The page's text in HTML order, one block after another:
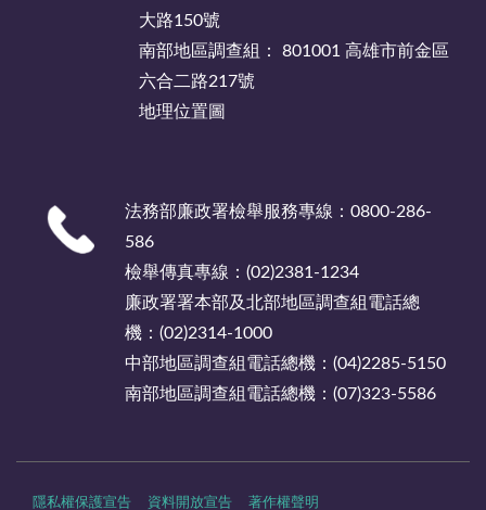
大路150號
南部地區調查組： 801001 高雄市前金區
六合二路217號
地理位置圖
法務部廉政署檢舉服務專線：0800-286-
586
檢舉傳真專線：(02)2381-1234
廉政署署本部及北部地區調查組電話總
機：(02)2314-1000
中部地區調查組電話總機：(04)2285-5150
南部地區調查組電話總機：(07)323-5586
隱私權保護宣告 資料開放宣告 著作權聲明